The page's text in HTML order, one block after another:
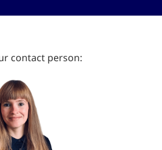
contact person: